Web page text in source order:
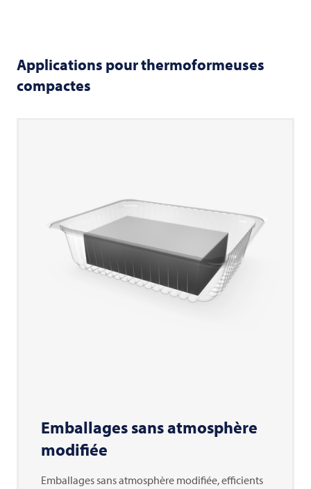
Applications pour thermoformeuses
compactes
Emballages sans atmosphère
modifiée
Emballages sans atmosphère modifiée, efficients